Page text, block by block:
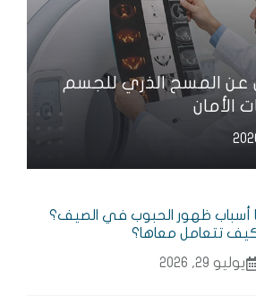
عن المسح الذري للجسم
الأمان
أسباب ظهور الحبوب في الصيف؟
تتعامل معاها؟
يوليو 29, 2026